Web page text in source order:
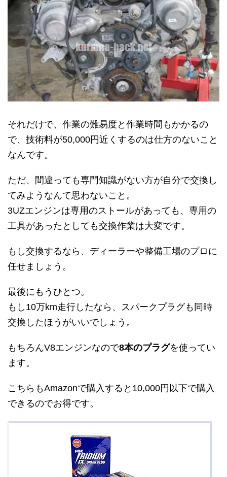
それだけで、作業の難易度と作業時間もかかるの
で、技術料が50,000円近くするのは仕方のないこと
なんです。
ただ、間違っても専門知識がない方が自分で交換し
てみようなんて思わないこと。
3UZエンジンは専用のストールがあっても、専用の
工具があったとしても交換作業は大変です。
もし交換するなら、ディーラーや整備工場のプロに
任せましょう。
最後にもうひとつ。
もし10万km走行したなら、スパークプラグも同時
交換したほうがいいでしょう。
もちろんV8エンジンなので8本のプラグを使ってい
ます。
こちらもAmazonで購入すると10,000円以下で購入
できるのでお得です。